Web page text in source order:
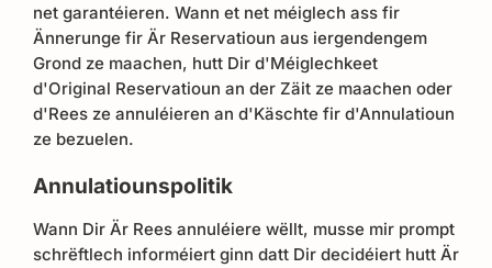
net garantéieren. Wann et net méiglech ass fir
Ännerunge fir Är Reservatioun aus iergendengem
Grond ze maachen, hutt Dir d'Méiglechkeet
d'Original Reservatioun an der Zäit ze maachen oder
d'Rees ze annuléieren an d'Käschte fir d'Annulatioun
ze bezuelen.
Annulatiounspolitik
Wann Dir Är Rees annuléiere wëllt, musse mir prompt
schrëftlech informéiert ginn datt Dir decidéiert hutt Är